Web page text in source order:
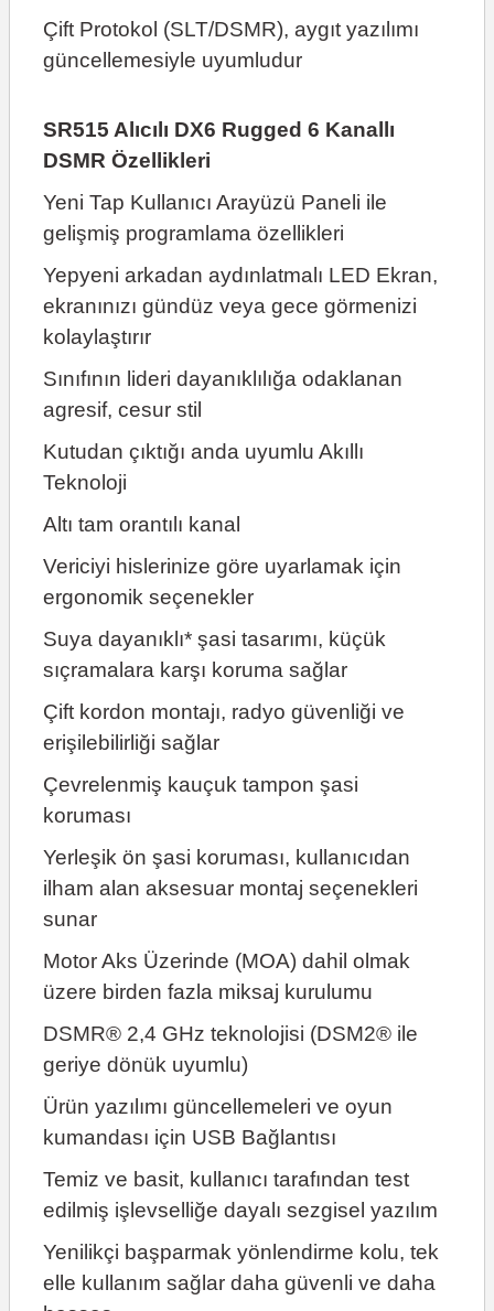
Çift Protokol (SLT/DSMR), aygıt yazılımı
güncellemesiyle uyumludur
SR515 Alıcılı DX6 Rugged 6 Kanallı
DSMR Özellikleri
Yeni Tap Kullanıcı Arayüzü Paneli ile
gelişmiş programlama özellikleri
Yepyeni arkadan aydınlatmalı LED Ekran,
ekranınızı gündüz veya gece görmenizi
kolaylaştırır
Sınıfının lideri dayanıklılığa odaklanan
agresif, cesur stil
Kutudan çıktığı anda uyumlu Akıllı
Teknoloji
Altı tam orantılı kanal
Vericiyi hislerinize göre uyarlamak için
ergonomik seçenekler
Suya dayanıklı* şasi tasarımı, küçük
sıçramalara karşı koruma sağlar
Çift kordon montajı, radyo güvenliği ve
erişilebilirliği sağlar
Çevrelenmiş kauçuk tampon şasi
koruması
Yerleşik ön şasi koruması, kullanıcıdan
ilham alan aksesuar montaj seçenekleri
sunar
Motor Aks Üzerinde (MOA) dahil olmak
üzere birden fazla miksaj kurulumu
DSMR® 2,4 GHz teknolojisi (DSM2® ile
geriye dönük uyumlu)
Ürün yazılımı güncellemeleri ve oyun
kumandası için USB Bağlantısı
Temiz ve basit, kullanıcı tarafından test
edilmiş işlevselliğe dayalı sezgisel yazılım
Yenilikçi başparmak yönlendirme kolu, tek
elle kullanım sağlar daha güvenli ve daha